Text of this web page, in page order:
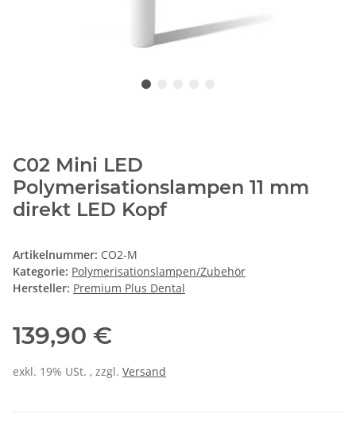
C02 Mini LED
Polymerisationslampen 11 mm
direkt LED Kopf
Artikelnummer: CO2-M
Kategorie: Polymerisationslampen/Zubehör
Hersteller: Premium Plus Dental
139,90 €
exkl. 19% USt. , zzgl. Versand